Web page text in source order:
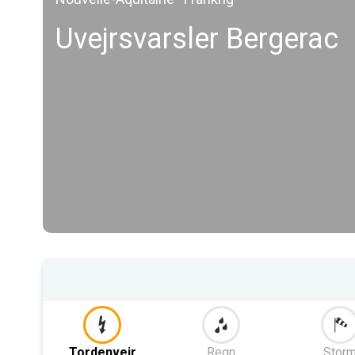
Uvejrsvarsler Bergerac